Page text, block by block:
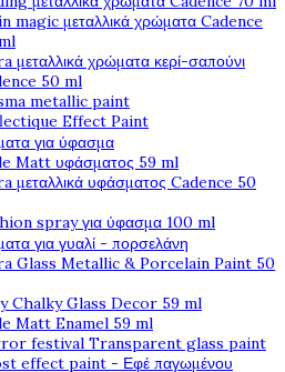
magic μεταλλικά χρώματα Cadence
μεταλλικά χρώματα κερί-σαπούνι
50 ml
metallic paint
Effect Paint
για ύφασμα
Matt υφάσματος 59 ml
μεταλλικά υφάσματος Cadence 50
spray για ύφασμα 100 ml
για γυαλί - πορσελάνη
Glass Metallic & Porcelain Paint 50
Chalky Glass Decor 59 ml
Matt Enamel 59 ml
festival Transparent glass paint
effect paint - Εφέ παγωμένου